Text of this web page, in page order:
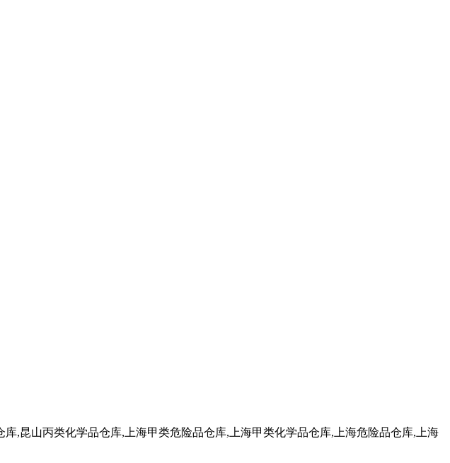
,昆山丙类化学品仓库,上海甲类危险品仓库,上海甲类化学品仓库,上海危险品仓库,上海